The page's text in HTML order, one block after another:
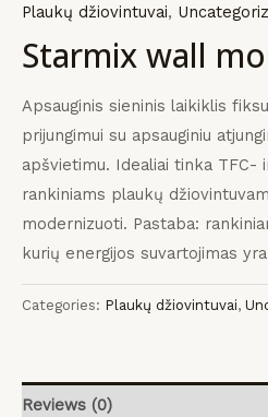
Plaukų džiovintuvai,
Starmix wall
Apsauginis sieninis laikiklis
prijungimui su apsauginiu
apšvietimu. Idealiai tinka TFC-
rankiniams plaukų
modernizuoti. Pastaba:
kurių energijos suvartojimas yra
Categories: Plaukų džiovintuvai,
Reviews (0)
payment
įrangos
mus